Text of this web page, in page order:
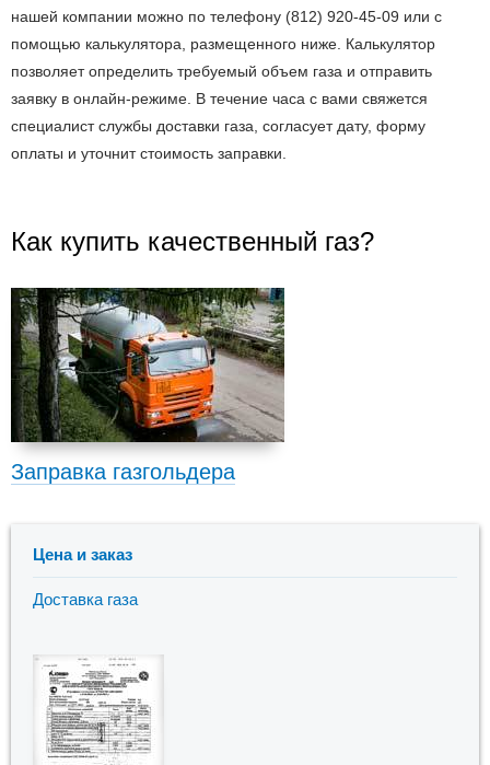
нашей компании можно по телефону (812) 920-45-09 или с
помощью калькулятора, размещенного ниже. Калькулятор
позволяет определить требуемый объем газа и отправить
заявку в онлайн-режиме. В течение часа с вами свяжется
специалист службы доставки газа, согласует дату, форму
оплаты и уточнит стоимость заправки.
Как купить качественный газ?
Заправка газгольдера
Цена и заказ
Доставка газа